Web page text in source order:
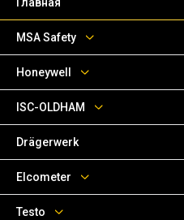
MSA Safety
Honeywell
ISC-OLDHAM
Drägerwerk
Elcometer
Testo